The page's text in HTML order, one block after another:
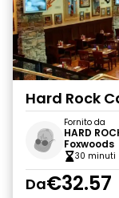
Hard Rock
Fornito da
HARD
Foxwoods
30 minuti
Da€32.57